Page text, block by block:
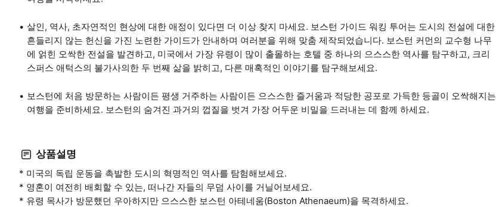
살인, 역사, 초자연적인 현상에 대한 애정이 있다면 더 이상 찾지 마세요. 보스턴 가이드 워킹 투어는 도시의 전설에 대한
흔들리지 않는 헌신을 가진 노련한 가이드가 안내하며 여러분을 위해 맞춤 제작되었습니다. 보스턴 커먼의 교수형 나무
에 얽힌 오싹한 전설을 발견하고, 미국에서 가장 유령이 많이 출몰하는 호텔 중 하나의 으스스한 역사를 탐구하고, 크리
스퍼스 애턱스의 불가사의한 두 번째 삶을 밝히고, 다른 매혹적인 이야기를 탐구해보세요.
보스턴에 처음 방문하는 사람이든 평생 거주하는 사람이든 으스스한 즐거움과 적당한 공포로 가득한 등골이 오싹해지는
여행을 준비하세요. 보스턴의 숨겨진 과거의 껍질을 벗겨 가장 어두운 비밀을 드러내는 데 함께 하세요.
상품설명
* 미국의 독립 운동을 촉발한 도시의 혁명적인 역사를 탐험해보세요.
* 영혼이 여전히 배회할 수 있는, 떠나간 자들의 무덤 사이를 거닐어보세요.
* 유령 목사가 방문했던 우아하지만 으스스한 보스턴 아테네움(Boston Athenaeum)을 목격하세요.